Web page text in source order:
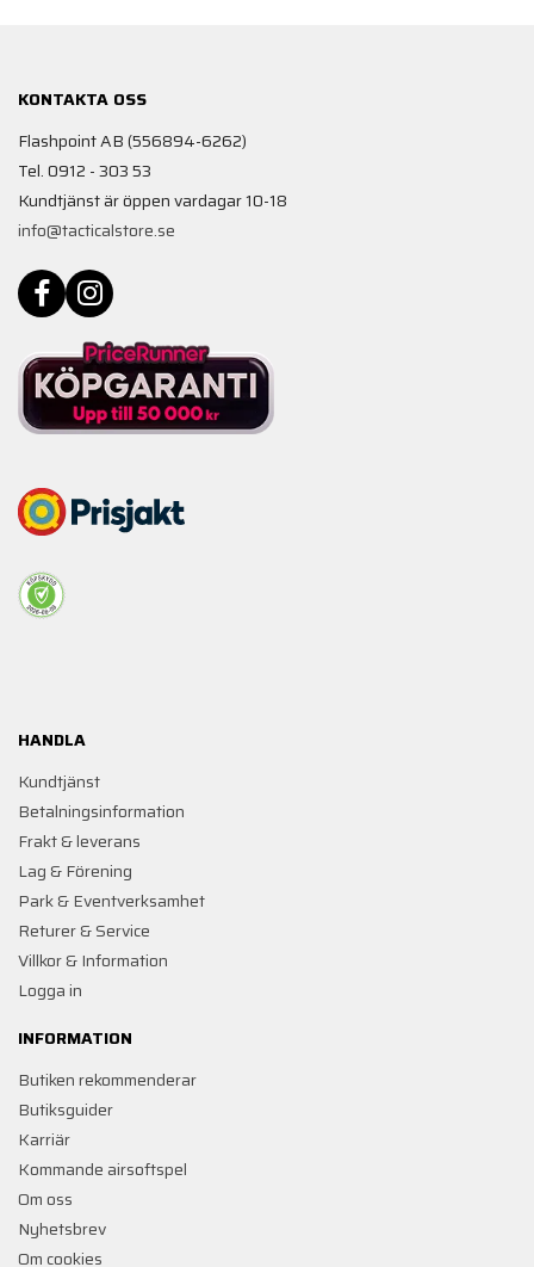
KONTAKTA OSS
Flashpoint AB (556894-6262)
Tel. 0912 - 303 53
Kundtjänst är öppen vardagar 10-18
info@tacticalstore.se
HANDLA
Kundtjänst
Betalningsinformation
Frakt & leverans
Lag & Förening
Park & Eventverksamhet
Returer & Service
Villkor & Information
Logga in
INFORMATION
Butiken rekommenderar
Butiksguider
Karriär
Kommande airsoftspel
Om oss
Nyhetsbrev
Om cookies